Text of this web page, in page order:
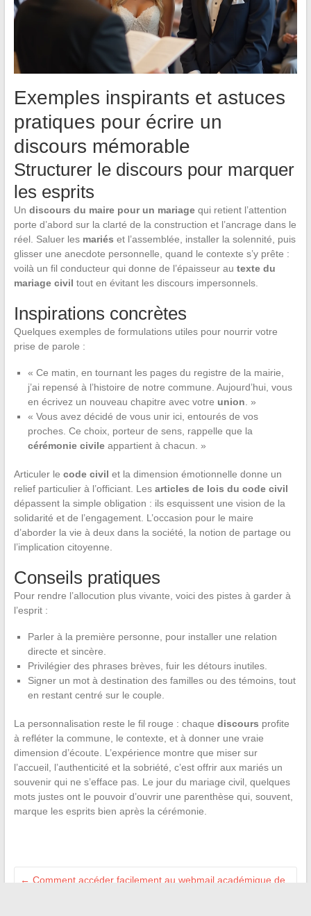
Exemples inspirants et astuces
pratiques pour écrire un
discours mémorable
Structurer le discours pour marquer
les esprits
Un discours du maire pour un mariagequi retient l’attention
porte d’abord sur la clarté de la construction et l’ancrage dans le
réel. Saluer les mariés et l’assemblée, installer la solennité, puis
glisser une anecdote personnelle, quand le contexte s’y prête :
voilà un fil conducteur qui donne de l’épaisseur au texte du
mariage civil tout en évitant les discours impersonnels.
Inspirations concrètes
Quelques exemples de formulations utiles pour nourrir votre
prise de parole :
« Ce matin, en tournant les pages du registre de la mairie,
j’ai repensé à l’histoire de notre commune. Aujourd’hui, vous
en écrivez un nouveau chapitre avec votre union . »
« Vous avez décidé de vous unir ici, entourés de vos
proches. Ce choix, porteur de sens, rappelle que la
cérémonie civileappartient à chacun. »
Articuler le code civil et la dimension émotionnelle donne un
relief particulier à l’officiant. Les articles de lois du code civil
dépassent la simple obligation : ils esquissent une vision de la
solidarité et de l’engagement. L’occasion pour le maire
d’aborder la vie à deux dans la société, la notion de partage ou
l’implication citoyenne.
Conseils pratiques
Pour rendre l’allocution plus vivante, voici des pistes à garder à
l’esprit :
Parler à la première personne, pour installer une relation
directe et sincère.
Privilégier des phrases brèves, fuir les détours inutiles.
Signer un mot à destination des familles ou des témoins, tout
en restant centré sur le couple.
La personnalisation reste le fil rouge : chaque discours profite
à refléter la commune, le contexte, et à donner une vraie
dimension d’écoute. L’expérience montre que miser sur
l’accueil, l’authenticité et la sobriété, c’est offrir aux mariés un
souvenir qui ne s’efface pas. Le jour du mariage civil, quelques
mots justes ont le pouvoir d’ouvrir une parenthèse qui, souvent,
marque les esprits bien après la cérémonie.
← Comment accéder facilement au webmail académique de